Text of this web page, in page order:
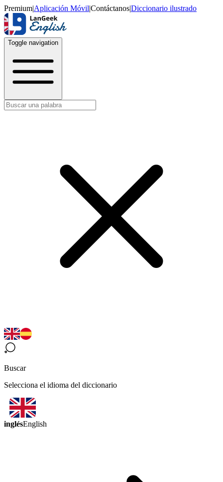
Premium|Aplicación Móvil|Contáctanos|Diccionario ilustrado
Toggle navigation
Buscar
Selecciona el idioma del diccionario
inglésEnglish